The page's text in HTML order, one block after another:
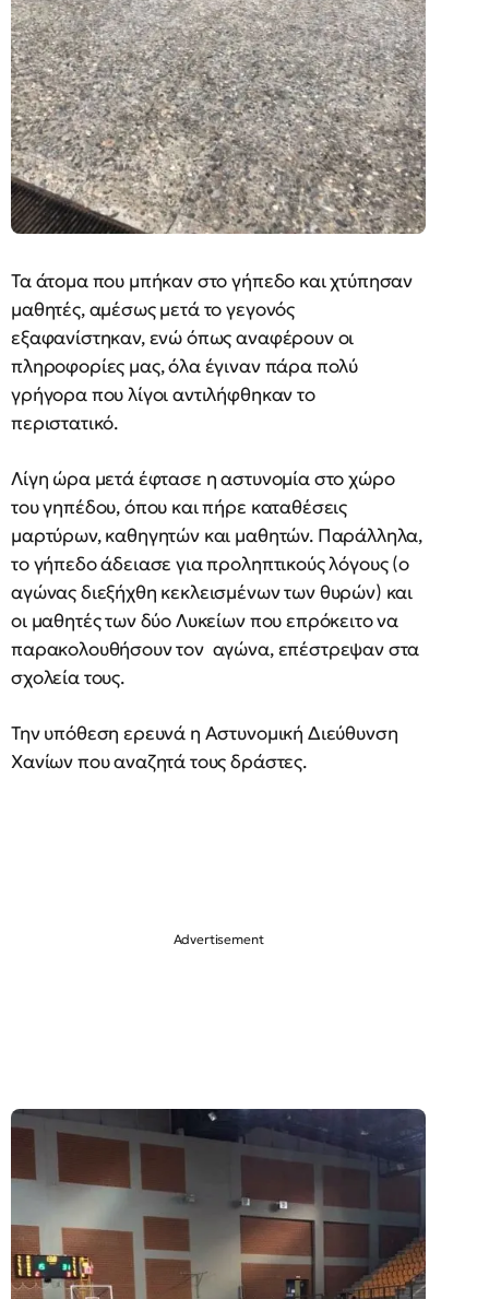
Τα άτομα που μπήκαν στο γήπεδο και χτύπησαν
μαθητές, αμέσως μετά το γεγονός
εξαφανίστηκαν, ενώ όπως αναφέρουν οι
πληροφορίες μας, όλα έγιναν πάρα πολύ
γρήγορα που λίγοι αντιλήφθηκαν το
περιστατικό.
Λίγη ώρα μετά έφτασε η αστυνομία στο χώρο
του γηπέδου, όπου και πήρε καταθέσεις
μαρτύρων, καθηγητών και μαθητών. Παράλληλα,
το γήπεδο άδειασε για προληπτικούς λόγους (ο
αγώνας διεξήχθη κεκλεισμένων των θυρών) και
οι μαθητές των δύο Λυκείων που επρόκειτο να
παρακολουθήσουν τον αγώνα, επέστρεψαν στα
σχολεία τους.
Την υπόθεση ερευνά η Αστυνομική Διεύθυνση
Χανίων που αναζητά τους δράστες.